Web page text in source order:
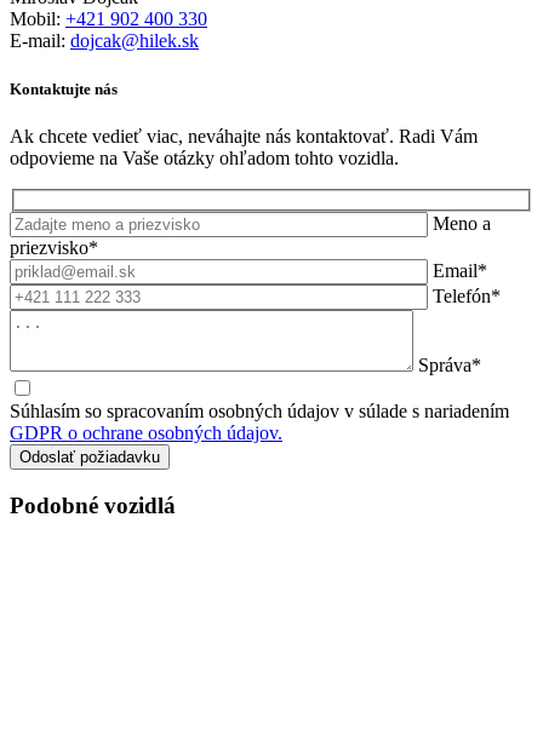
Mobil: +421 902 400 330
E-mail: dojcak@hilek.sk
Kontaktujte nás
Ak chcete vedieť viac, neváhajte nás kontaktovať. Radi Vám
odpovieme na Vaše otázky ohľadom tohto vozidla.
Meno a
priezvisko*
Email*
Telefón*
Správa*
Súhlasím so spracovaním osobných údajov v súlade s nariadením
GDPR o ochrane osobných údajov.
Podobné vozidlá